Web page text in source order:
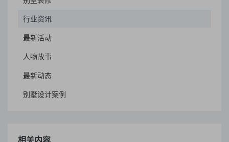
行业资讯
最新活动
人物故事
最新动态
别墅设计案例